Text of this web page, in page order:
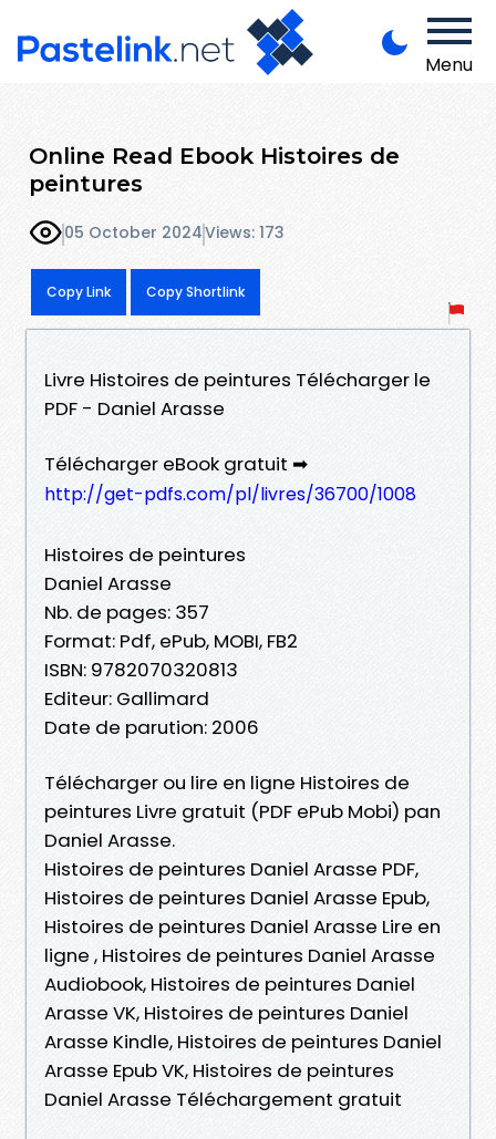
Menu
Online Read Ebook Histoires de
peintures
05 October 2024Views: 173
Copy Link Copy Shortlink
Livre Histoires de peintures Télécharger le
PDF - Daniel Arasse
Télécharger eBook gratuit ➡
http://get-pdfs.com/pl/livres/36700/1008
Histoires de peintures
Daniel Arasse
Nb. de pages: 357
Format: Pdf, ePub, MOBI, FB2
ISBN: 9782070320813
Editeur: Gallimard
Date de parution: 2006
Télécharger ou lire en ligne Histoires de
peintures Livre gratuit (PDF ePub Mobi) pan
Daniel Arasse.
Histoires de peintures Daniel Arasse PDF,
Histoires de peintures Daniel Arasse Epub,
Histoires de peintures Daniel Arasse Lire en
ligne , Histoires de peintures Daniel Arasse
Audiobook, Histoires de peintures Daniel
Arasse VK, Histoires de peintures Daniel
Arasse Kindle, Histoires de peintures Daniel
Arasse Epub VK, Histoires de peintures
Daniel Arasse Téléchargement gratuit